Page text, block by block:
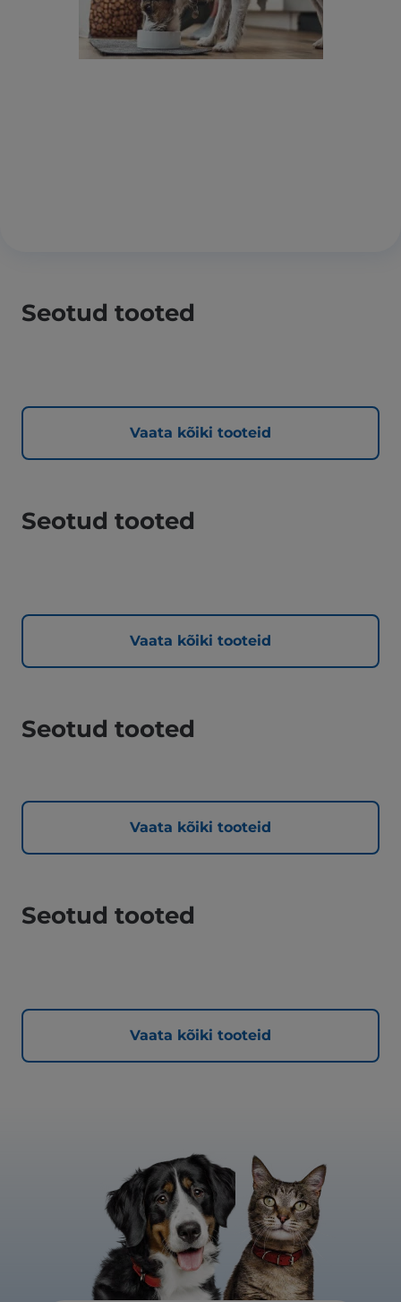
Seotud tooted
Vaata kõiki tooteid
Seotud tooted
Vaata kõiki tooteid
Seotud tooted
Vaata kõiki tooteid
Seotud tooted
Vaata kõiki tooteid